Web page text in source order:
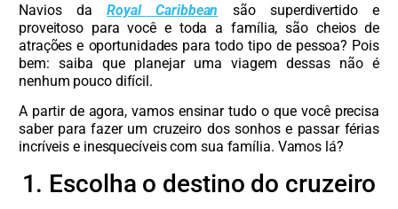
Navios daRoyal Caribbean são superdivertido e
proveitoso para você e toda a família, são cheios de
atrações e oportunidades para todo tipo de pessoa? Pois
bem: saiba que planejar uma viagem dessas não é
nenhum pouco difícil.
A partir de agora, vamos ensinar tudo o que você precisa
saber para fazer um cruzeiro dos sonhos e passar férias
incríveis e inesquecíveis com sua família. Vamos lá?
1. Escolha o destino do cruzeiro